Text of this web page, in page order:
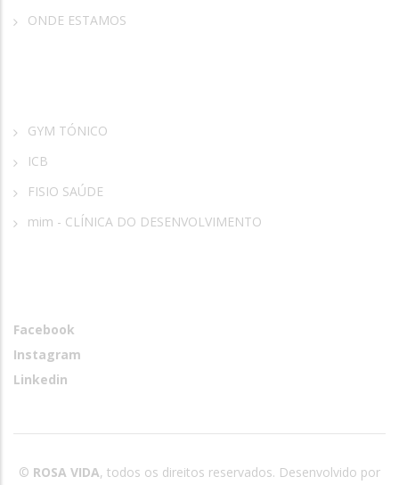
ONDE ESTAMOS
GYM TÓNICO
ICB
FISIO SAÚDE
mim - CLÍNICA DO DESENVOLVIMENTO
Facebook
Instagram
Linkedin
© ROSA VIDA, todos os direitos reservados. Desenvolvido por